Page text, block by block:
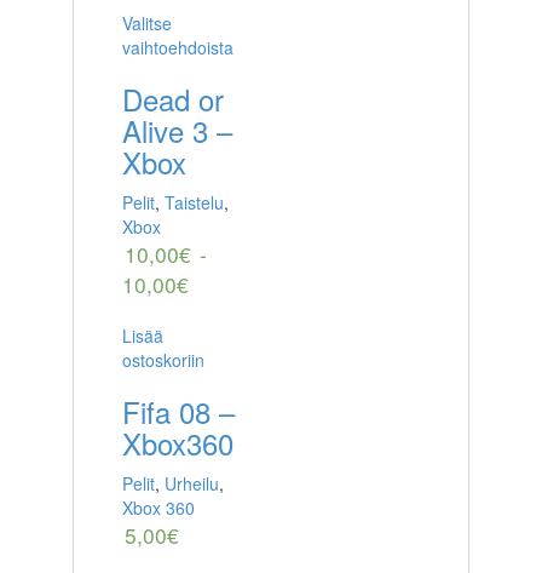
Valitse
vaihtoehdoista
Dead or
Alive 3 –
Xbox
Pelit, Taistelu,
Xbox
10,00€ -
10,00€
Lisää
ostoskoriin
Fifa 08 –
Xbox360
Pelit, Urheilu,
Xbox 360
5,00€